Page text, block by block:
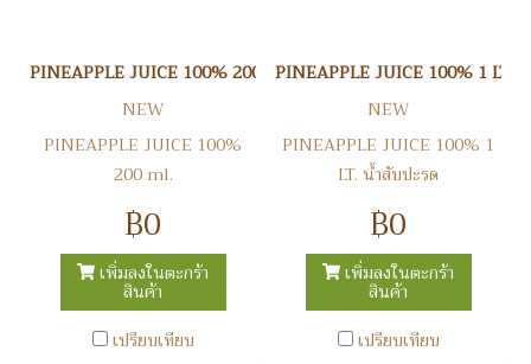
PINEAPPLE JUICE 100% 200 ml.
NEW
PINEAPPLE JUICE 100%
200 ml.
฿0
เพิ่มลงในตะกร้า
สินค้า
เปรียบเทียบ
PINEAPPLE JUICE 100% 1 LT.
NEW
PINEAPPLE JUICE 100% 1
LT. น้ำสับปะรด
฿0
เพิ่มลงในตะกร้า
สินค้า
เปรียบเทียบ